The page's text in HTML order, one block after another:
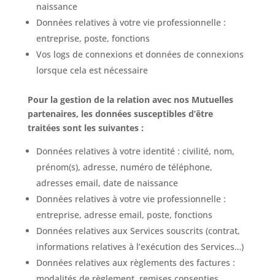
naissance
Données relatives à votre vie professionnelle :
entreprise, poste, fonctions
Vos logs de connexions et données de connexions
lorsque cela est nécessaire
Pour la gestion de la relation avec nos Mutuelles
partenaires, les données susceptibles d’être
traitées sont les suivantes :
Données relatives à votre identité : civilité, nom,
prénom(s), adresse, numéro de téléphone,
adresses email, date de naissance
Données relatives à votre vie professionnelle :
entreprise, adresse email, poste, fonctions
Données relatives aux Services souscrits (contrat,
informations relatives à l’exécution des Services…)
Données relatives aux règlements des factures :